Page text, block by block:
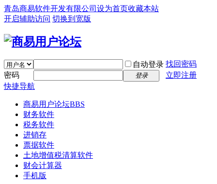
青岛商易软件开发有限公司 设为首页收藏本站
开启辅助访问 切换到宽版
自动登录 找回密码
密码
登录
立即注册
快捷导航
商易用户论坛BBS
财务软件
税务软件
进销存
票据软件
土地增值税清算软件
财会计算器
手机版